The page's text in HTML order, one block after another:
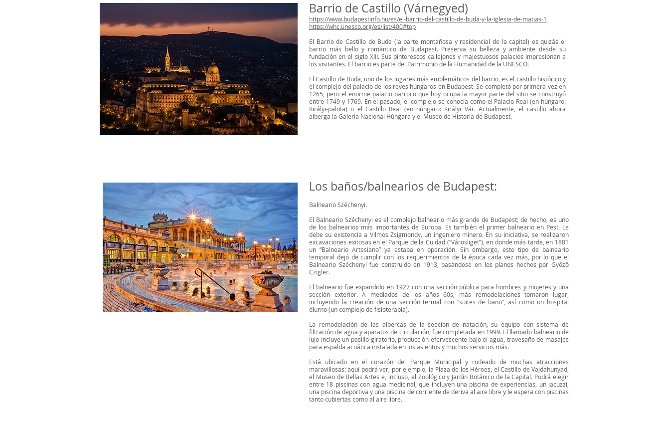
Barrio de Castillo (Várnegyed)
https://www.budapestinfo.hu/es/el-barrio-del-castillo-de-buda-y-la-iglesia-de-matias-1
https://whc.unesco.org/es/list/400#top
El Barrio de Castillo de Buda (la parte montañosa y residencial de la capital) es quizás el
barrio más bello y romántico de Budapest. Preserva su belleza y ambiente desde su
fundación en el siglo XIII. Sus pintorescos callejones y majestuosos palacios impresionan a
los visitantes. El barrio es parte del Patrimonio de la Humanidad de la UNESCO.
El Castillo de Buda, uno de los lugares más emblemáticos del barrio, es el castillo histórico y
el complejo del palacio de los reyes húngaros en Budapest. Se completó por primera vez en
1265, pero el enorme palacio barroco que hoy ocupa la mayor parte del sitio se construyó
entre 1749 y 1769. En el pasado, el complejo se conocía como el Palacio Real (en húngaro:
Királyi-palota) o el Castillo Real (en húngaro: Királyi Vár. Actualmente, el castillo ahora
alberga la Galería Nacional Húngara y el Museo de Historia de Budapest.
Los baños/balnearios de Budapest:
Balneario Széchenyi:
El Balneario Széchenyi es el complejo balneario más grande de Budapest; de hecho, es uno
de los balnearios más importantes de Europa. Es también el primer balneario en Pest. Le
debe su existencia a Vilmos Zsigmondy, un ingeniero minero. En su iniciativa, se realizaron
excavaciones exitosas en el Parque de la Cuidad (“Városliget”), en donde más tarde, en 1881
un “Balneario Artesiano” ya estaba en operación. Sin embargo, este tipo de balneario
temporal dejó de cumplir con los requerimientos de la época cada vez más, por lo que el
Balneario Széchenyi fue construido en 1913, basándose en los planos hechos por Győző
Czigler.
El balneario fue expandido en 1927 con una sección pública para hombres y mujeres y una
sección exterior. A mediados de los años 60s, más remodelaciones tomaron lugar,
incluyendo la creación de una sección termal con “suites de baño”, así como un hospital
diurno (un complejo de fisioterapia).
La remodelación de las albercas de la sección de natación, su equipo con sistema de
filtración de agua y aparatos de circulación, fue completada en 1999. El llamado balneario de
lujo incluye un pasillo giratorio, producción efervescente bajo el agua, travesaño de masajes
para espalda acuática instalada en los asientos y muchos servicios más.
Está ubicado en el corazón del Parque Municipal y rodeado de muchas atracciones
maravillosas: aquí podrá ver, por ejemplo, la Plaza de los Héroes, el Castillo de Vajdahunyad,
el Museo de Bellas Artes e, incluso, el Zoológico y Jardín Botánico de la Capital. Podrá elegir
entre 18 piscinas con agua medicinal, que incluyen una piscina de experiencias, un jacuzzi,
una piscina deportiva y una piscina de corriente de deriva al aire libre y le espera con piscinas
tanto cubiertas como al aire libre.